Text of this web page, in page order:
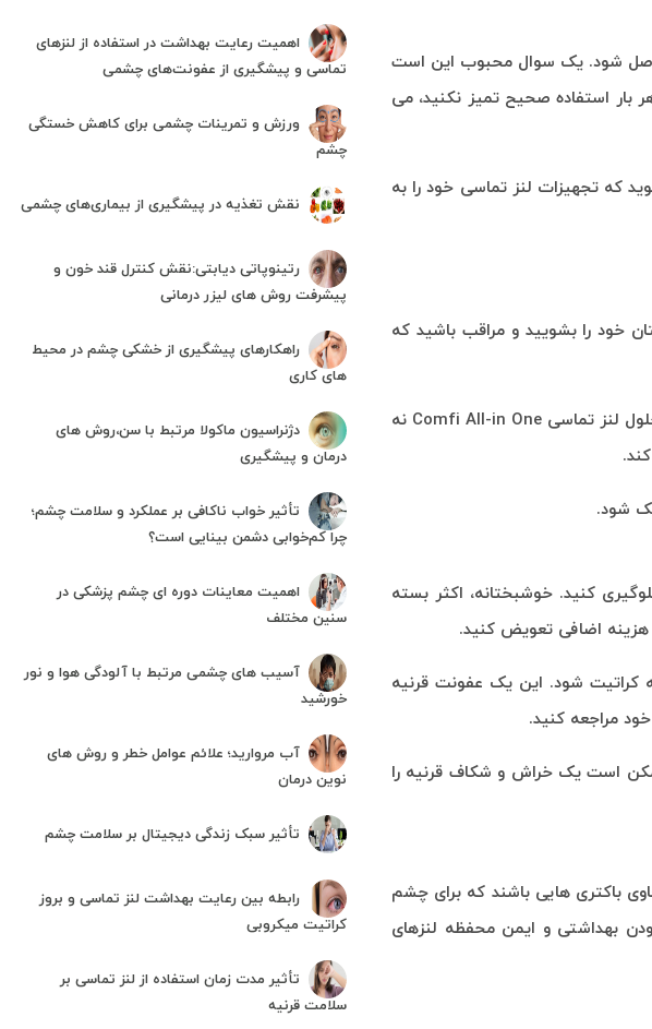
حاصل شود. یک سوال محبوب این است
بار استفاده صحیح تمیز نکنید، می
که تجهیزات لنز تماسی خود را به
خود را بشویید و مراقب باشید که
جالنزی را با محلول چند منظوره تازه بشویید. یک محلول چند منظوره استفاده از لنزهای تماسی را آسان می کند. محلول لنز تماسی Comfi All-in One نه
شود.
کنید. خوشبختانه، اکثر بسته
اضافی تعویض کنید.
شود. این یک عفونت قرنیه
مراجعه کنید.
است یک خراش و شکاف قرنیه را
باکتری هایی باشند که برای چشم
بهداشتی و ایمن محفظه لنزهای
اهمیت رعایت بهداشت در استفاده از لنزهای
تماسی و پیشگیری از عفونت‌های چشمی
ورزش و تمرینات چشمی برای کاهش خستگی
چشم
نقش تغذیه در پیشگیری از بیماری‌های چشمی
رتینوپاتی دیابتی:نقش کنترل قند خون و
پیشرفت روش های لیزر درمانی
راهکارهای پیشگیری از خشکی چشم در محیط
های کاری
دژنراسیون ماکولا مرتبط با سن،روش های
درمان و پیشگیری
تأثیر خواب ناکافی بر عملکرد و سلامت چشم؛
چرا کم‌خوابی دشمن بینایی است؟
اهمیت معاینات دوره ای چشم پزشکی در
سنین مختلف
آسیب های چشمی مرتبط با آلودگی هوا و نور
خورشید
آب مروارید؛ علائم عوامل خطر و روش های
نوین درمان
تأثیر سبک زندگی دیجیتال بر سلامت چشم
رابطه بین رعایت بهداشت لنز تماسی و بروز
کراتیت میکروبی
تأثیر مدت زمان استفاده از لنز تماسی بر
سلامت قرنیه